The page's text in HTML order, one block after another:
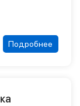
Подробнее